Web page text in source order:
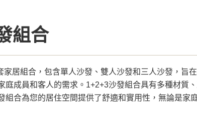
組合
家居組合，包含單人沙發、雙人沙發和三人沙發，旨
庭成員和客人的需求。1+2+3沙發組合具有多種材質
組合為您的居住空間提供了舒適和實用性，無論是家